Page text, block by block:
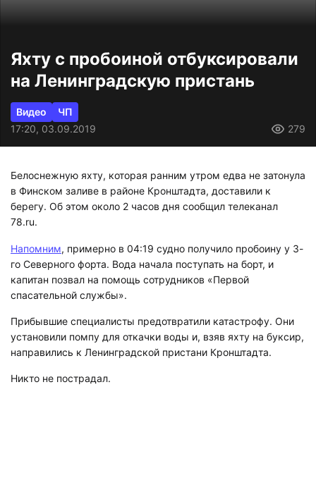
Яхту с пробоиной отбуксировали
на Ленинградскую пристань
Видео
ЧП
17:20, 03.09.2019
279
Белоснежную яхту, которая ранним утром едва не затонула
в Финском заливе в районе Кронштадта, доставили к
берегу. Об этом около 2 часов дня сообщил телеканал
78.ru.
Напомним, примерно в 04:19 судно получило пробоину у 3-
го Северного форта. Вода начала поступать на борт, и
капитан позвал на помощь сотрудников «Первой
спасательной службы».
Прибывшие специалисты предотвратили катастрофу. Они
установили помпу для откачки воды и, взяв яхту на буксир,
направились к Ленинградской пристани Кронштадта.
Никто не пострадал.